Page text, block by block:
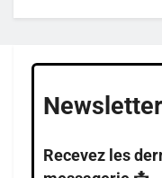
Newsletter
Recevez les